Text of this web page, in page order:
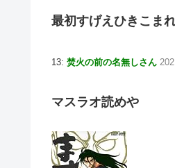
最初すげえひきこま
13: 焚火の前の名無しさん
マスラオ読めや